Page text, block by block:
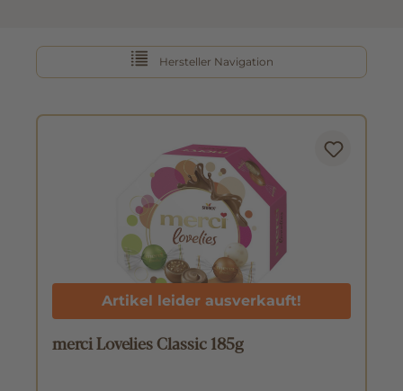
Hersteller Navigation
Artikel leider ausverkauft!
merci Lovelies Classic 185g